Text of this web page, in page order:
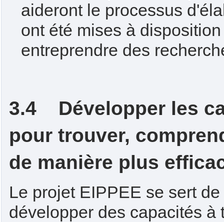
aideront le processus
ont été mises à
entreprendre des
3.4 Développer les
pour trouver,
de manière plus
Le projet EIPPEE se sert
développer des capacités à